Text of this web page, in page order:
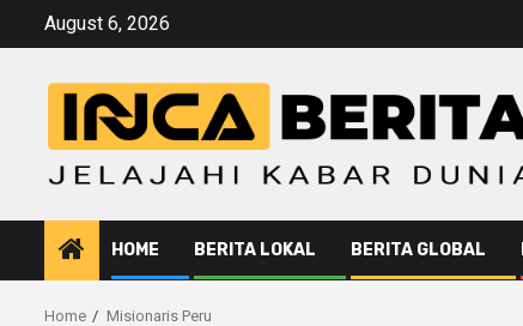
August 6, 2026
HOME BERITA LOKAL BERITA GLOBAL
Home Misionaris Peru